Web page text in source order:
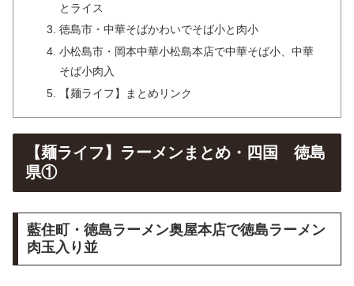
とライス
徳島市・中華そばかわいでそば小と肉小
小松島市・岡本中華小松島本店で中華そば小、中華
そば小肉入
【麺ライフ】まとめリンク
【麺ライフ】ラーメンまとめ・四国 徳島
県①
藍住町・徳島ラーメン奥屋本店で徳島ラーメン
肉玉入り並